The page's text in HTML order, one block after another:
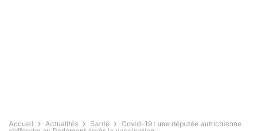
Accueil Actualités Santé
Covid-19 : une députée autrichienne